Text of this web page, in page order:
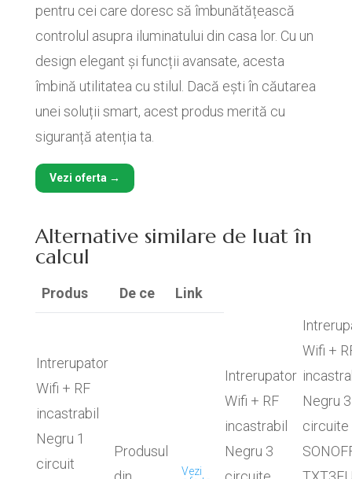
pentru cei care doresc să îmbunătățească
controlul asupra iluminatului din casa lor. Cu un
design elegant și funcții avansate, acesta
îmbină utilitatea cu stilul. Dacă ești în căutarea
unei soluții smart, acest produs merită cu
siguranță atenția ta.
Vezi oferta →
Alternative similare de luat în
calcul
Produs De ce Link
Intrerupator
Wifi + RF
incastrabil
Negru 1
circuit
Produsul
Vezi
Intrerupator
Wifi + RF
incastrabil
Negru 3
Wifi +
Negru 3
circuite